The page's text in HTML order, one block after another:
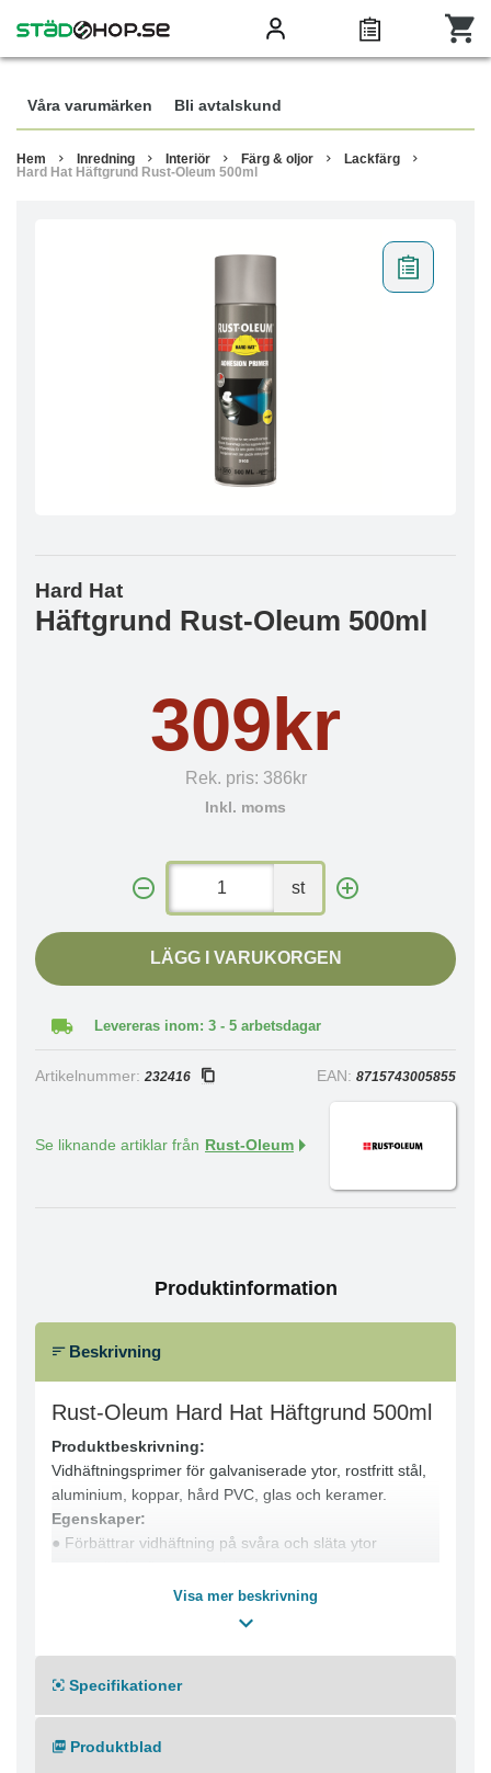
Våra varumärken Bli avtalskund
Hem Inredning Interiör Färg & oljor
Lackfärg
Hard Hat Häftgrund Rust-Oleum 500ml
Hard Hat
Häftgrund Rust-Oleum 500ml
309kr
Rek. pris: 386kr
Inkl. moms
st
LÄGG I VARUKORGEN
Levereras inom: 3 - 5 arbetsdagar
Artikelnummer: 232416 EAN: 8715743005855
Se liknande artiklar från Rust-Oleum
Produktinformation
Beskrivning
Rust-Oleum Hard Hat Häftgrund 500ml
Produktbeskrivning:
Vidhäftningsprimer för galvaniserade ytor, rostfritt stål,
aluminium, koppar, hård PVC, glas och keramer.
Egenskaper:
● Förbättrar vidhäftning på svåra och släta ytor
● Ger stabil grund för efterföljande målning
Visa mer beskrivning
Specifikationer
Produktblad